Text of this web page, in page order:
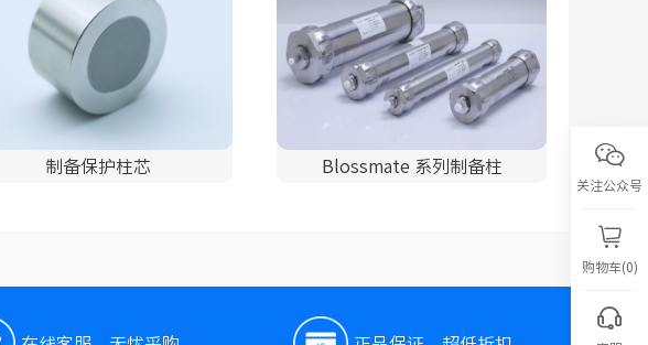
制备保护柱芯 Blossmate 系列制备柱
关注公众号
购物车(0)